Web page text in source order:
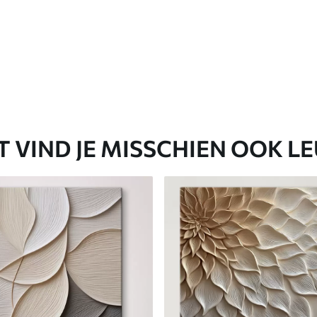
VIND JE MISSCHIEN OOK